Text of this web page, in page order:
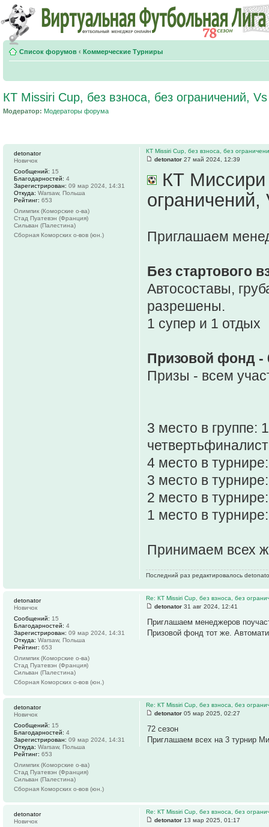
Список форумов ‹ Коммерческие Турниры
КТ Missiri Cup, без взноса, без ограничений,
Модератор: Модераторы форума
КТ Missiri Cup, без взноса, без
detonator 27 май 2024, 12:39
КТ Миссири
Приглашаем
Без стартового
Автосоставы,
разрешены.
1 супер и 1 отдых
Призовой фонд -
Призы - всем
3 место в группе:
4 место в
3 место в
2 место в
1 место в
Принимаем всех
Последний раз редактировалось
detonator
Новичок
Сообщений: 15
Благодарностей: 4
Зарегистрирован: 09 мар 2024, 14:31
Откуда: Warsaw, Польша
Рейтинг: 653
Олимпик (Коморские о-ва)
Стад Пуатевэн (Франция)
Сильван (Палестина)
Сборная Коморских о-вов (юн.)
Re: КТ Missiri Cup, без взноса, без
detonator 31 авг 2024, 12:41
Приглашаем менеджеров
Призовой фонд тот же.
detonator
Новичок
Сообщений: 15
Благодарностей: 4
Зарегистрирован: 09 мар 2024, 14:31
Откуда: Warsaw, Польша
Рейтинг: 653
Олимпик (Коморские о-ва)
Стад Пуатевэн (Франция)
Сильван (Палестина)
Сборная Коморских о-вов (юн.)
Re: КТ Missiri Cup, без взноса, без
detonator 05 мар 2025, 02:27
72 сезон
Приглашаем всех на 3 турнир
detonator
Новичок
Сообщений: 15
Благодарностей: 4
Зарегистрирован: 09 мар 2024, 14:31
Откуда: Warsaw, Польша
Рейтинг: 653
Олимпик (Коморские о-ва)
Стад Пуатевэн (Франция)
Сильван (Палестина)
Сборная Коморских о-вов (юн.)
Re: КТ Missiri Cup, без взноса, без
detonator 13 мар 2025, 01:17
detonator
Новичок